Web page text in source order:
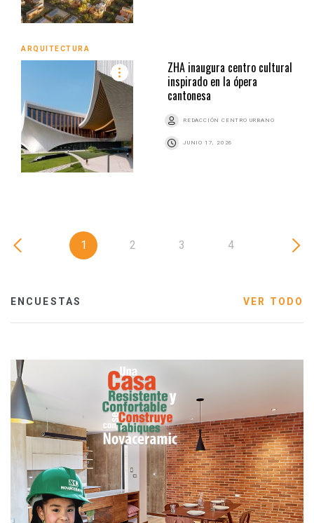
ARQUITECTURA
ZHA inaugura centro cultural
inspirado en la ópera
cantonesa
REDACCIÓN CENTRO URBANO
JUNIO 17, 2026
1 2 3 4
ENCUESTAS VER TODO